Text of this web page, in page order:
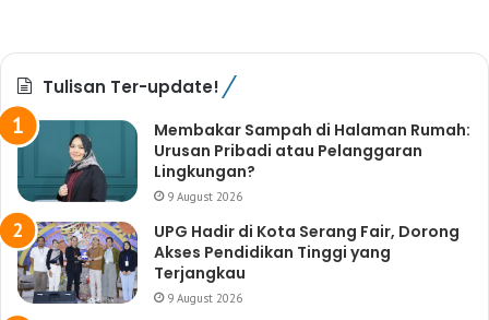
Tulisan Ter-update!
Membakar Sampah di Halaman Rumah:
Urusan Pribadi atau Pelanggaran
Lingkungan?
9 August 2026
UPG Hadir di Kota Serang Fair, Dorong
Akses Pendidikan Tinggi yang
Terjangkau
9 August 2026